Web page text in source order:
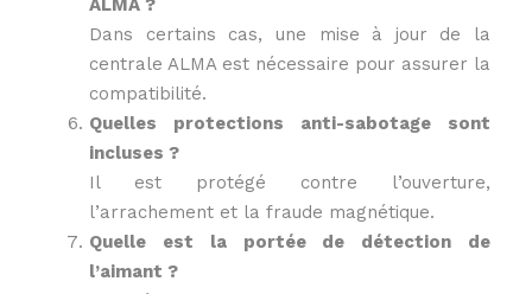
ALMA ?
Dans certains cas, une mise à jour de la
centrale ALMA est nécessaire pour assurer la
compatibilité.
Quelles protections anti-sabotage sont
incluses ?
Il est protégé contre l’ouverture,
l’arrachement et la fraude magnétique.
Quelle est la portée de détection de
l’aimant ?